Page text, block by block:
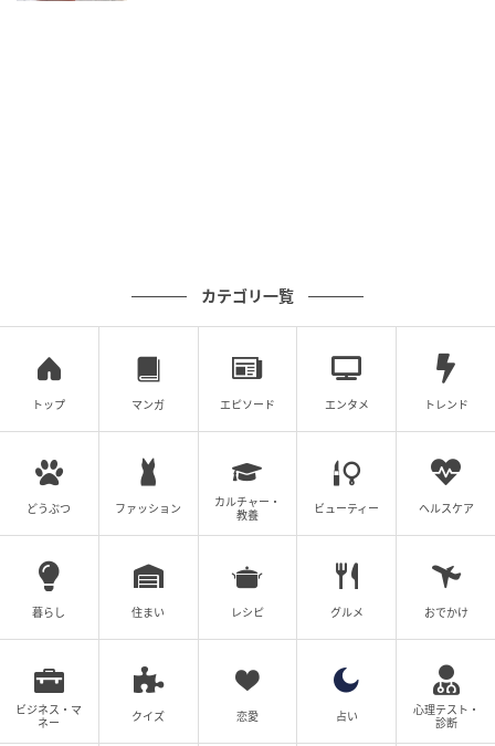
甲斐にしております。ありがとうございます」「この
動画を見るために生まれてきた」
といった、番組への
深い愛着を綴るファンの熱量です。その一方で、不条
理すぎる内容に「私たちはこんなにも真剣にクライシ
スと戦っているというのに どうしてこの人たちはこん
なにヘラヘラしていられるんだろか」
と困惑しながら
「これを毎回見続けてる自分に驚きを隠せない」
と、抗えない中毒性にハマる視聴者が後を絶ちませ
ん。
また、番組特有の虚無感に対しては、「見る前が懐か
しい」「記憶に残らないから3週に一度に感じる」とい
った哲学的な呆れ声や、
「こんなん見なくても変わら
ないのに 放送終了したら悲しくなってしまいそうなの
カテゴリ一覧
トップ マンガ エピソード エンタメ トレンド
どうぶつ ファッション
カルチャー・
教養
ビューティー ヘルスケア
暮らし 住まい レシピ グルメ おでかけ
ビジネス・マ
ネー
クイズ 恋愛 占い
心理テスト・
診断